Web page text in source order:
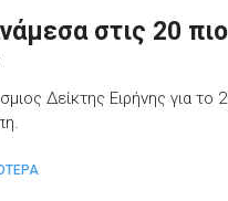
στις 20
Δείκτης Ειρήνης για